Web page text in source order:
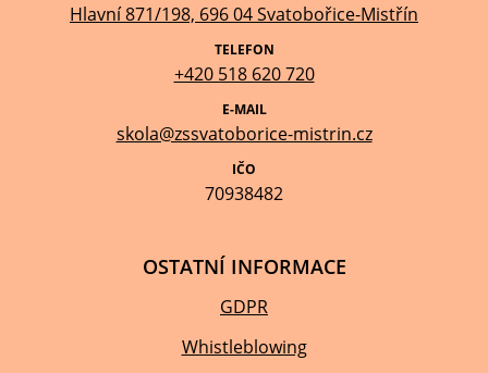
Hlavní 871/198, 696 04 Svatobořice-Mistřín
TELEFON
+420 518 620 720
E-MAIL
skola@zssvatoborice-mistrin.cz
IČO
70938482
OSTATNÍ INFORMACE
GDPR
Whistleblowing